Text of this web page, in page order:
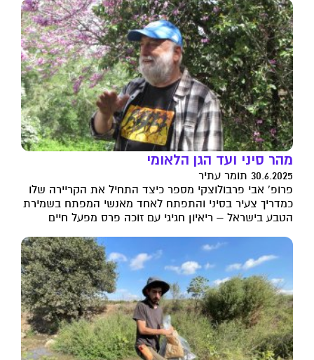
מהר סיני ועד הגן הלאומי
30.6.2025 תומר עתיר
פרופ' אבי פרבולוצקי מספר כיצד התחיל את הקריירה שלו
כמדריך צעיר בסיני והתפתח לאחד מאנשי המפתח בשמירת
הטבע בישראל – ריאיון חגיגי עם זוכה פרס מפעל חיים